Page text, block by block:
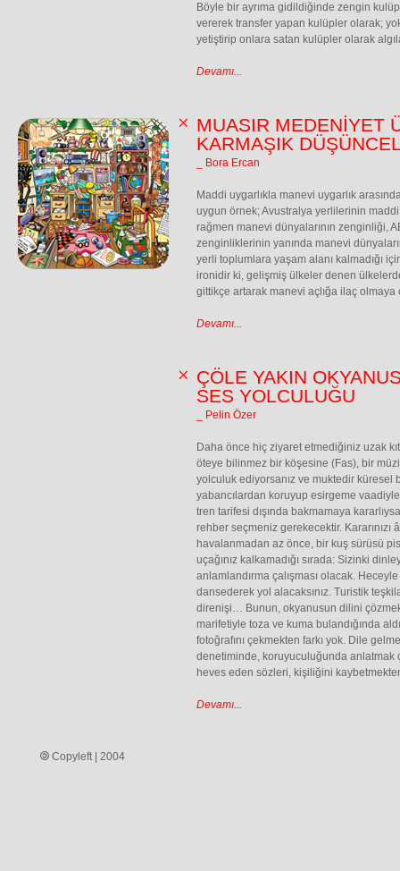
Böyle bir ayrıma gidildiğinde zengin
vererek transfer yapan kulüpler olarak;
yetiştirip onlara satan kulüpler olarak
Devamı...
MUASIR MEDENİYET
KARMAŞIK
_ Bora Ercan
Maddi uygarlıkla manevi uygarlık
uygun örnek; Avustralya yerlilerinin maddi
rağmen manevi dünyalarının zenginliği,
zenginliklerinin yanında manevi
yerli toplumlara yaşam alanı kalmadığı
ironidir ki, gelişmiş ülkeler denen
gittikçe artarak manevi açlığa ilaç olmaya
Devamı...
ÇÖLE YAKIN
SES YOLCULUĞU
_ Pelin Özer
Daha önce hiç ziyaret etmediğiniz uzak
öteye bilinmez bir köşesine (Fas), bir
yolculuk ediyorsanız ve muktedir küresel
yabancılardan koruyup esirgeme
tren tarifesi dışında bakmamaya
rehber seçmeniz gerekecektir.
havalanmadan az önce, bir kuş sürüsü
uçağınız kalkamadığı sırada: Sizinki
anlamlandırma çalışması olacak.
dansederek yol alacaksınız. Turistik
direnişi… Bunun, okyanusun dilini
marifetiyle toza ve kuma bulandığında
fotoğrafını çekmekten farkı yok. Dile
denetiminde, koruyuculuğunda anlatmak
heves eden sözleri, kişiliğini
Devamı...
Copyleft | 2004